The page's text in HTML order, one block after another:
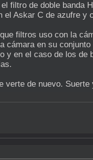
filtro de doble banda
el Askar C de azufre y
filtros uso con la
cámara en su
y en el caso de los de
verte de nuevo.